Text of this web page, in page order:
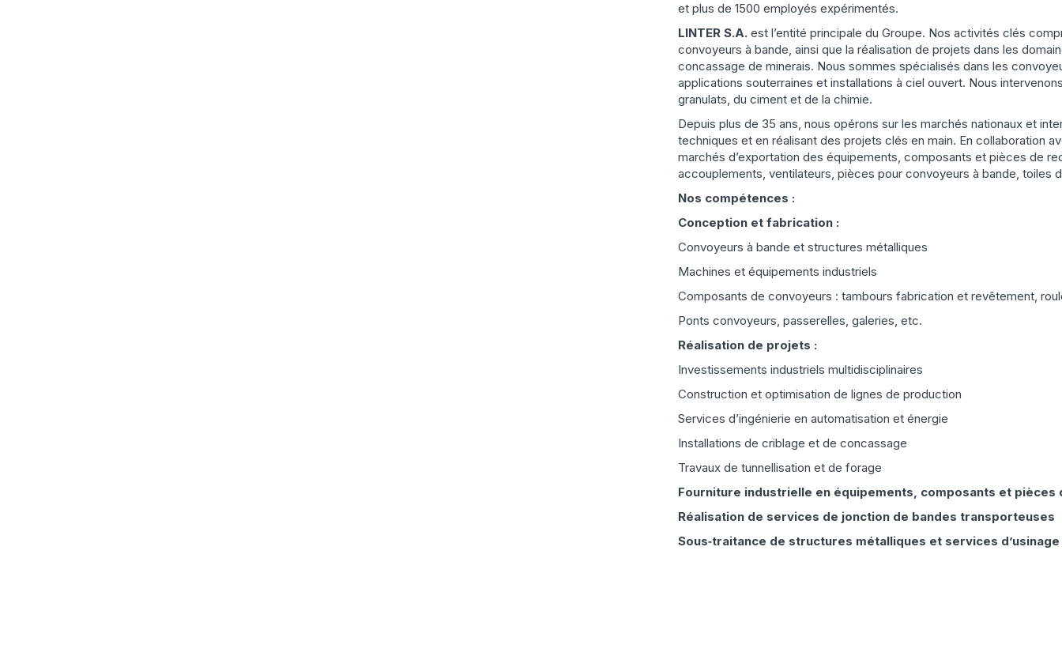
et plus de 1500 employés expérimentés.
LINTER S.A. est l’entité principale du Groupe. Nos activités clés
convoyeurs à bande, ainsi que la réalisation de projets dans les
concassage de minerais. Nous sommes spécialisés dans les
applications souterraines et installations à ciel ouvert. Nous
granulats, du ciment et de la chimie.
Depuis plus de 35 ans, nous opérons sur les marchés nationaux et
techniques et en réalisant des projets clés en main. En collaboration
marchés d’exportation des équipements, composants et pièces de
accouplements, ventilateurs, pièces pour convoyeurs à bande, toiles
Nos compétences :
Conception et fabrication :
Convoyeurs à bande et structures métalliques
Machines et équipements industriels
Composants de convoyeurs : tambours fabrication et revêtement,
Ponts convoyeurs, passerelles, galeries, etc.
Réalisation de projets :
Investissements industriels multidisciplinaires
Construction et optimisation de lignes de production
Services d’ingénierie en automatisation et énergie
Installations de criblage et de concassage
Travaux de tunnellisation et de forage
Fourniture industrielle en équipements, composants et pièces
Réalisation de services de jonction de bandes transporteuses
Sous‑traitance de structures métalliques et services